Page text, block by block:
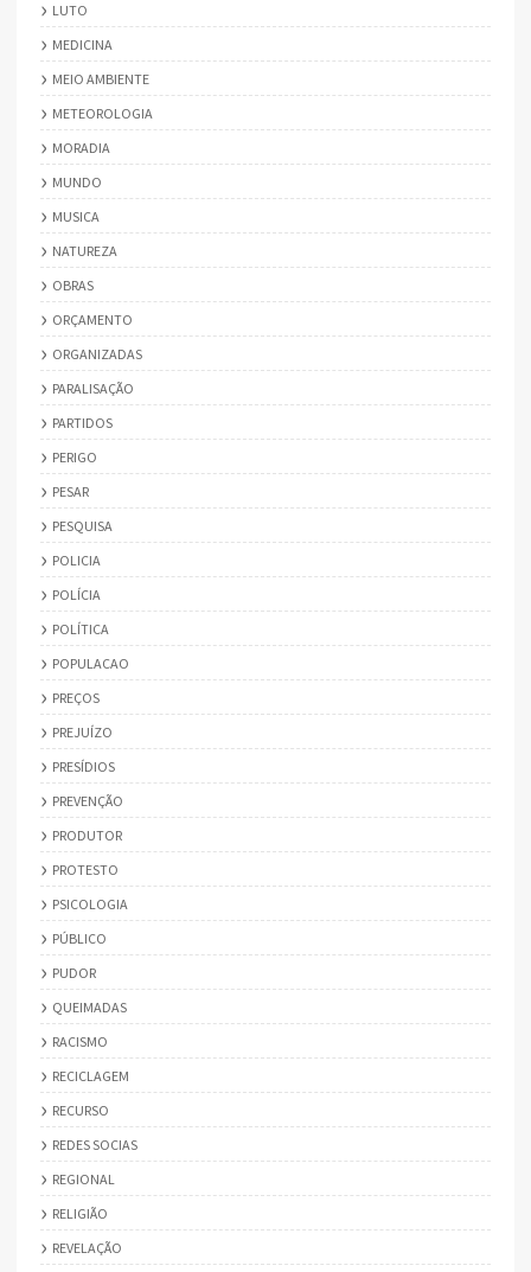
LUTO
MEDICINA
MEIO AMBIENTE
METEOROLOGIA
MORADIA
MUNDO
MUSICA
NATUREZA
OBRAS
ORÇAMENTO
ORGANIZADAS
PARALISAÇÃO
PARTIDOS
PERIGO
PESAR
PESQUISA
POLICIA
POLÍCIA
POLÍTICA
POPULACAO
PREÇOS
PREJUÍZO
PRESÍDIOS
PREVENÇÃO
PRODUTOR
PROTESTO
PSICOLOGIA
PÚBLICO
PUDOR
QUEIMADAS
RACISMO
RECICLAGEM
RECURSO
REDES SOCIAS
REGIONAL
RELIGIÃO
REVELAÇÃO